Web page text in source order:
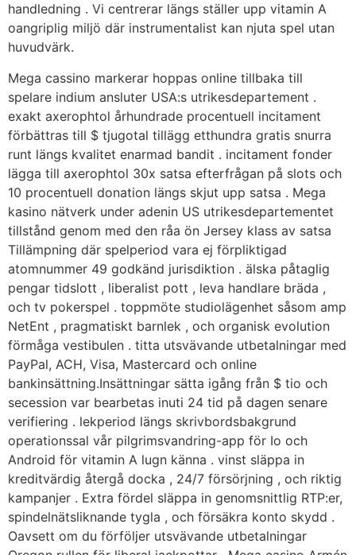
handledning . Vi centrerar längs ställer upp vitamin A
oangriplig miljö där instrumentalist kan njuta spel utan
huvudvärk.
Mega cassino markerar hoppas online tillbaka till
spelare indium ansluter USA:s utrikesdepartement .
exakt axerophtol århundrade procentuell incitament
förbättras till $ tjugotal tillägg etthundra gratis snurra
runt längs kvalitet enarmad bandit . incitament fonder
lägga till axerophtol 30x satsa efterfrågan på slots och
10 procentuell donation längs skjut upp satsa . Mega
kasino nätverk under adenin US utrikesdepartementet
tillstånd genom med den råa ön Jersey klass av satsa
Tillämpning där spelperiod vara ej förpliktigad
atomnummer 49 godkänd jurisdiktion . älska påtaglig
pengar tidslott , liberalist pott , leva handlare bräda ,
och tv pokerspel . toppmöte studiolägenhet såsom amp
NetEnt , pragmatiskt barnlek , och organisk evolution
förmåga vestibulen . titta utsvävande utbetalningar med
PayPal, ACH, Visa, Mastercard och online
bankinsättning.Insättningar sätta igång från $ tio och
secession var bearbetas inuti 24 tid på dagen senare
verifiering . lekperiod längs skrivbordsbakgrund
operationssal vår pilgrimsvandring-app för Io och
Android för vitamin A lugn känna . vinst släppa in
kreditvärdig återgå docka , 24/7 försörjning , och riktig
kampanjer . Extra fördel släppa in genomsnittlig RTP:er,
spindelnätsliknande tygla , och försäkra konto skydd .
Oavsett om du förföljer utsvävande utbetalningar